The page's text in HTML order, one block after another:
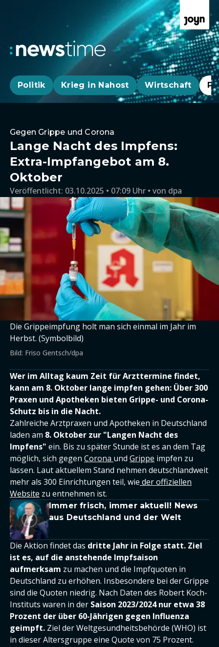
Politik Krieg in Nahost Wirtschaft
Gegen Grippe und Corona
Lange Nacht des Impfens:
Extra-Impfangebot am 8.
Oktober
Veröffentlicht: 03.10.2025 • 07:09 Uhr von dpa
Die Grippeimpfung holt man sich einmal im Jahr im
Herbst. (Symbolbild)
Bild: Friso Gentsch/dpa
Wer im Alltag kaum Zeit für Arzttermine findet,
kann am 8. Oktober lange impfen gehen: Über 300
Praxen und Apotheken bieten Grippe- und Corona-
Schutz bis in die Nacht.
Zahlreiche Arztpraxen und Apotheken in Deutschland
laden am 8. Oktober zur "Langen Nacht des
Impfens" ein. Bis zu später Stunde ist es an dem Tag
möglich, sich gegen Corona und Grippe impfen zu
lassen. Laut aktuellem Stand nehmen deutschlandweit
mehr als 300 Einrichtungen teil, wie der offiziellen
Website zu entnehmen ist.
Immer frisch, immer aktuell! News
aus Deutschland und der Welt
Die Aktion findet das dritte Jahr in Folge statt. Ziel
ist es, auf die anstehende Impfsaison
aufmerksam zu machen und die Impfquoten in
Deutschland zu erhöhen. Insbesondere bei der Grippe
sind die Quoten niedrig. Nach Daten des Robert Koch-
Instituts waren in der Saison 2023/2024 nur etwa 38
Prozent der über 60-Jährigen gegen Influenza
geimpft. Ziel der Weltgesundheitsbehörde (WHO) ist
in dieser Altersgruppe eine Quote von 75 Prozent.